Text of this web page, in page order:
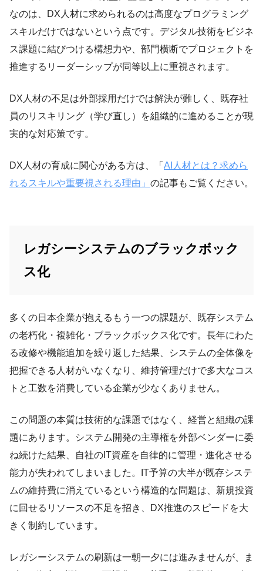
なのは、DX人材に求められるのは高度なプログラミング
スキルだけではないという点です。デジタル技術をビジネ
ス課題に結びつける構想力や、部門横断でプロジェクトを
推進するリーダーシップが同等以上に重視されます。
DX人材の不足は外部採用だけでは解決が難しく、既存社
員のリスキリング（学び直し）を組織的に進めることが現
実的な対応策です。
DX人材の育成に関心がある方は、「 AI人材とは？求めら
れるスキルや重要視される理由」 の記事もご覧ください。
レガシーシステムのブラックボック
ス化
多くの日本企業が抱えるもう一つの課題が、既存システム
の老朽化・複雑化・ブラックボックス化です。長年にわた
る改修や機能追加を繰り返した結果、システムの全体像を
把握できる人材がいなくなり、維持管理だけで多大なコス
トと工数を消費している企業が少なくありません。
この問題の本質は技術的な課題ではなく、経営と組織の課
題にあります。システム開発の主導権を外部ベンダーに委
ね続けた結果、自社のIT資産を自律的に管理・進化させる
能力が失われてしまいました。IT予算の大半が既存システ
ムの維持費に消えているという構造的な問題は、新規投資
に回せるリソースの不足を招き、DX推進のスピードを大
きく制約しています。
レガシーシステムの刷新は一朝一夕には進みませんが、ま